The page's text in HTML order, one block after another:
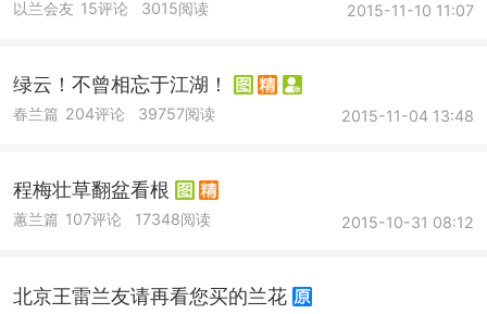
以兰会友 2015-11-10 11:07
15评论 3015阅读
绿云！不曾相忘于江湖！
春兰篇 2015-11-04 13:48
204评论 39757阅读
程梅壮草翻盆看根
蕙兰篇 2015-10-31 08:12
107评论 17348阅读
北京王雷兰友请再看您买的兰花